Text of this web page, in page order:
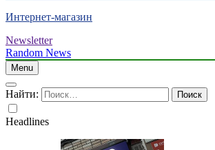
Интернет-магазин
Newsletter
Random News
Menu
Найти:
Headlines